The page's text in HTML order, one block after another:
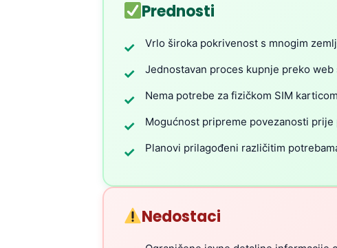
Prednosti
✓ Vrlo široka pokrivenost s mnogim
✓ Jednostavan proces kupnje preko
✓ Nema potrebe za fizičkom SIM
✓ Mogućnost pripreme povezanosti prije
✓ Planovi prilagođeni različitim
Nedostaci